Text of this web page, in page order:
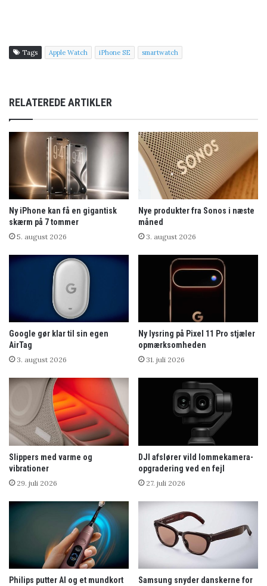
Tags Apple Watch iPhone SE smartwatch
RELATEREDE ARTIKLER
Ny iPhone kan få en gigantisk
skærm på 7 tommer
5. august 2026
Nye produkter fra Sonos i næste
måned
3. august 2026
Google gør klar til sin egen
AirTag
3. august 2026
Ny lysring på Pixel 11 Pro stjæler
opmærksomheden
31. juli 2026
Slippers med varme og
vibrationer
29. juli 2026
DJI afslører vild lommekamera-
opgradering ved en fejl
27. juli 2026
Philips putter AI og et mundkort
Samsung snyder danskerne for